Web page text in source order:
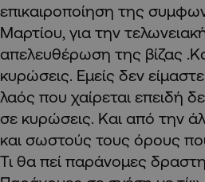
επικαιροποίηση της
Μαρτίου, για την
απελευθέρωση της βίζας
κυρώσεις. Εμείς δεν
λαός που χαίρεται επειδή
σε κυρώσεις. Και από την
και σωστούς τους όρους
Τι θα πεί παράνομες